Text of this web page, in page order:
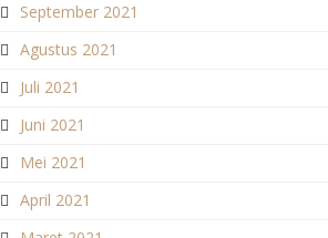
September 2021
Agustus 2021
Juli 2021
Juni 2021
Mei 2021
April 2021